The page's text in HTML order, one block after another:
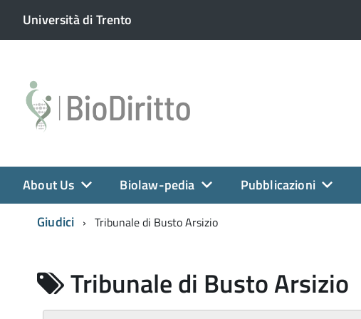
Università di Trento
About Us Biolaw-pedia Pubblicazioni
Giudici
Tribunale di Busto Arsizio
Tribunale di Busto Arsizio